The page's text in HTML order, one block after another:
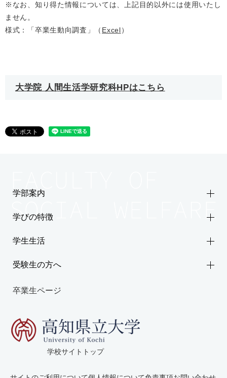
※なお、知り得た情報については、上記目的以外には使用いたし
ません。
様式：「卒業生動向調査」（ Excel）
大学院 人間生活学研究科HPはこちら
学部案内
学びの特徴
学生生活
受験生の方へ
卒業生ページ
学校サイトトップ